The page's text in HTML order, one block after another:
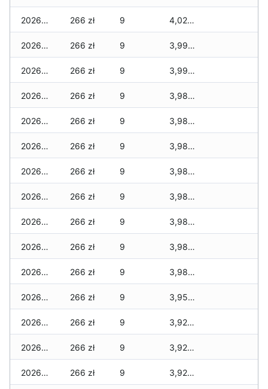
2026-03-15 266 zł 9 4,024 zł
2026-03-14 266 zł 9 3,994 zł
2026-03-13 266 zł 9 3,994 zł
2026-03-12 266 zł 9 3,981 zł
2026-03-11 266 zł 9 3,981 zł
2026-03-10 266 zł 9 3,981 zł
2026-03-09 266 zł 9 3,981 zł
2026-03-08 266 zł 9 3,981 zł
2026-03-07 266 zł 9 3,981 zł
2026-03-06 266 zł 9 3,981 zł
2026-03-05 266 zł 9 3,981 zł
2026-03-04 266 zł 9 3,951 zł
2026-03-03 266 zł 9 3,921 zł
2026-03-02 266 zł 9 3,921 zł
2026-03-01 266 zł 9 3,921 zł